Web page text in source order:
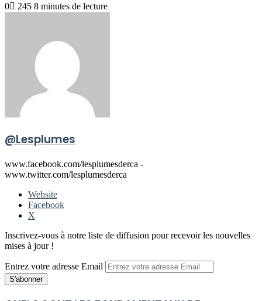
0
245 8 minutes de lecture
@Lesplumes
www.facebook.com/lesplumesderca -
www.twitter.com/lesplumesderca
Website
Facebook
X
Inscrivez-vous à notre liste de diffusion pour recevoir les nouvelles
mises à jour !
Entrez votre adresse Email